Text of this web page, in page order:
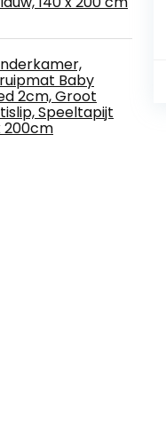
Baby
2cm, Groot
Speeltapijt
200cm